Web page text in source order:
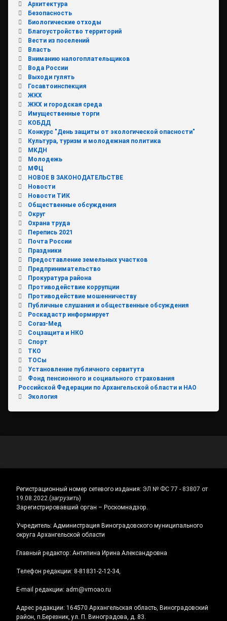
Архитектура
Безопасность
Биологические отходы
Благоустройство территорий
Вести из поселений
Власть
Вниманию налогоплательщиков
Вода России
Выходи гулять
Госавтоинспекция
ЖКХ
ЖКХ и городская среда
Имущественные торги
КОБДД
Конкурс "День защиты от экологической опасности"
Культура, туризм и молодежная политика
МКДН
Молодежь
МФЦ
НОВОЕ В ЗАКОНОДАТЕЛЬСТВЕ
Новости
Новости ТИК
Общественные обсуждения
Округ
Охрана труда
Перепись 2021
Почта России
Праздники
Предоставление земельных участков
Предпринимательство
Прокуратура района
Противодействие коррупции
Противодействие мошенничеству
Публичные слушания и общественные обсуждения
Роскадастр информирует
Согаз-Мед
Соцзащита и НКО
Спорт
ТКО
ТОСы
Установление публичного сервитута
Фонд пенсионного и социального страхования
Российской Федерации по Архангельской области и НАО
Экология
Регистрационный номер сетевого издания: ЭЛ № ФС 77 - 83807 от
19.08.2022.(загрузить)
Зарегистрировавший орган – Роскомнадзор.
Учредитель: Администрация Виноградовского муниципального
округа Архангельской области
Главный редактор: Антипина Ирина Александровна
Телефон редакции: 8-81831-2-12-34,
E-mail редакции: adm@vmoao.ru
Адрес редакции: 164570 Архангельская область, Виноградовский
район, п.Березник, ул. П. Виноградова, д. 83.